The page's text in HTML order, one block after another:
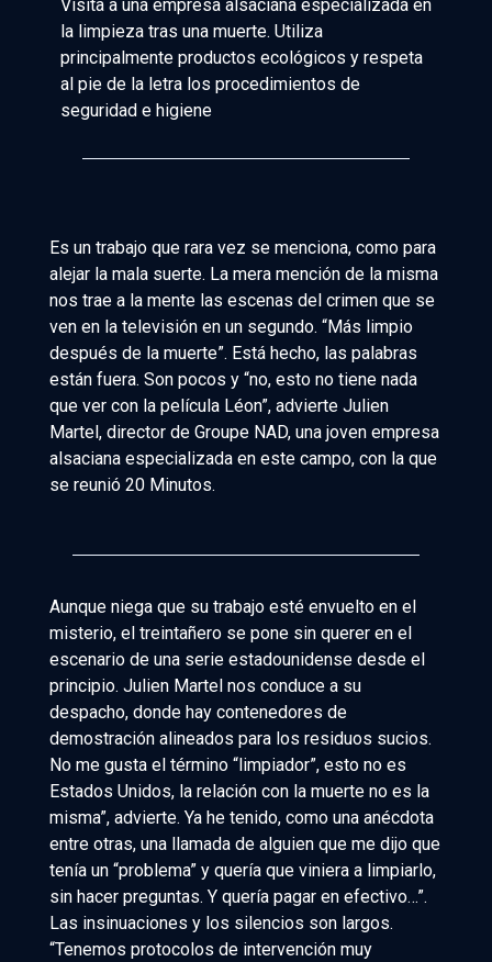
Visita a una empresa alsaciana especializada en
la limpieza tras una muerte. Utiliza
principalmente productos ecológicos y respeta
al pie de la letra los procedimientos de
seguridad e higiene
Es un trabajo que rara vez se menciona, como para
alejar la mala suerte. La mera mención de la misma
nos trae a la mente las escenas del crimen que se
ven en la televisión en un segundo. “Más limpio
después de la muerte”. Está hecho, las palabras
están fuera. Son pocos y “no, esto no tiene nada
que ver con la película Léon”, advierte Julien
Martel, director de Groupe NAD, una joven empresa
alsaciana especializada en este campo, con la que
se reunió 20 Minutos.
Aunque niega que su trabajo esté envuelto en el
misterio, el treintañero se pone sin querer en el
escenario de una serie estadounidense desde el
principio. Julien Martel nos conduce a su
despacho, donde hay contenedores de
demostración alineados para los residuos sucios.
No me gusta el término “limpiador”, esto no es
Estados Unidos, la relación con la muerte no es la
misma”, advierte. Ya he tenido, como una anécdota
entre otras, una llamada de alguien que me dijo que
tenía un “problema” y quería que viniera a limpiarlo,
sin hacer preguntas. Y quería pagar en efectivo…”.
Las insinuaciones y los silencios son largos.
“Tenemos protocolos de intervención muy